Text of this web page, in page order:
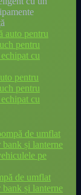
pentru
pentru
cu
de umflat
și lanterne